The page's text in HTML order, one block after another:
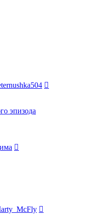
эпизода